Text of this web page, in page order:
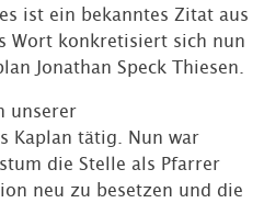
ist ein bekanntes Zitat aus
Wort konkretisiert sich nun
Jonathan Speck Thiesen.
unserer
Kaplan tätig. Nun war
die Stelle als Pfarrer
neu zu besetzen und die